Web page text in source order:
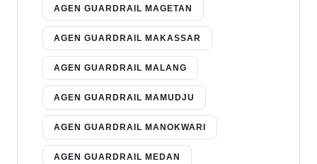
AGEN GUARDRAIL MAGETAN
AGEN GUARDRAIL MAKASSAR
AGEN GUARDRAIL MALANG
AGEN GUARDRAIL MAMUDJU
AGEN GUARDRAIL MANOKWARI
AGEN GUARDRAIL MEDAN